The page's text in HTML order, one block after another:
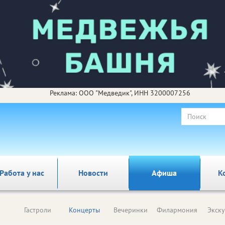
Реклама: ООО "Медведик", ИНН 3200007256
у нас Новости Афиша
Гастроли Концерты Вечеринки Филармония